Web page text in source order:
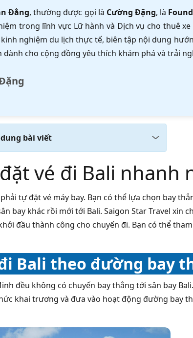
Đẳng, thường được gọi là Cường Đặng, là
trong lĩnh vực Lữ hành và Dịch vụ cho thuê
nghiệm du lịch thực tế, biên tập nội dung
dành cho cộng đồng yêu thích khám phá và trải
bài viết
vé đi Bali nhanh
tự đặt vé máy bay. Bạn có thể lựa chọn bay
bay khác rồi mới tới Bali. Saigon Star Travel xin
đầu thành công cho chuyến đi. Bạn có thể
Bali theo đường bay
đều không có chuyến bay thẳng tới sân bay
khai trương và đưa vào hoạt động đường bay